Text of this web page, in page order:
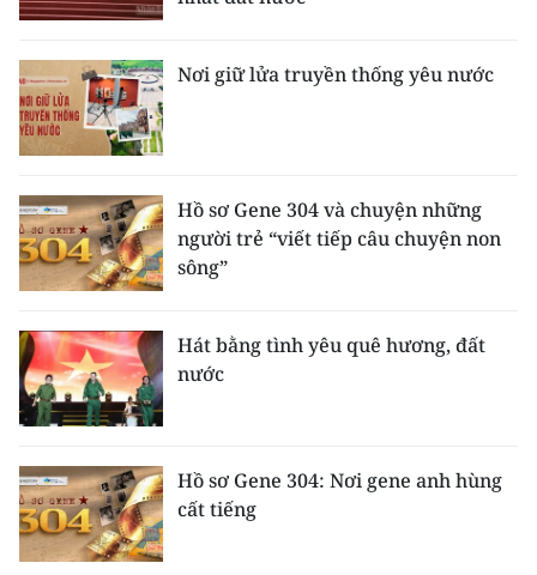
Nơi giữ lửa truyền thống yêu nước
Hồ sơ Gene 304 và chuyện những
người trẻ “viết tiếp câu chuyện non
sông”
Hát bằng tình yêu quê hương, đất
nước
Hồ sơ Gene 304: Nơi gene anh hùng
cất tiếng